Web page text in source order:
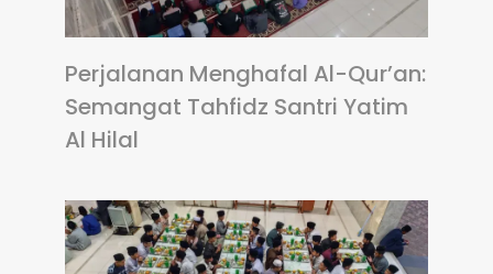
Perjalanan Menghafal Al-Qur’an:
Semangat Tahfidz Santri Yatim
Al Hilal